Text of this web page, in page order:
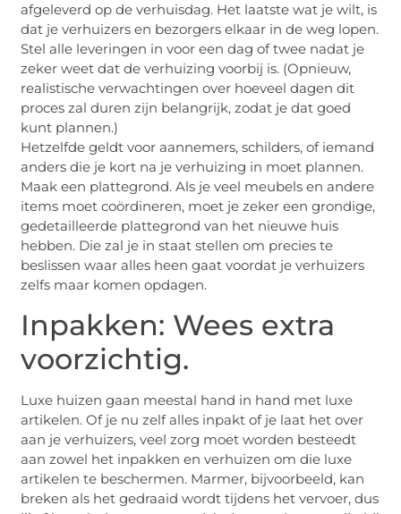
afgeleverd op de verhuisdag. Het laatste wat je wilt, is
dat je verhuizers en bezorgers elkaar in de weg lopen.
Stel alle leveringen in voor een dag of twee nadat je
zeker weet dat de verhuizing voorbij is. (Opnieuw,
realistische verwachtingen over hoeveel dagen dit
proces zal duren zijn belangrijk, zodat je dat goed
kunt plannen.)
Hetzelfde geldt voor aannemers, schilders, of iemand
anders die je kort na je verhuizing in moet plannen.
Maak een plattegrond. Als je veel meubels en andere
items moet coördineren, moet je zeker een grondige,
gedetailleerde plattegrond van het nieuwe huis
hebben. Die zal je in staat stellen om precies te
beslissen waar alles heen gaat voordat je verhuizers
zelfs maar komen opdagen.
Inpakken: Wees extra
voorzichtig.
Luxe huizen gaan meestal hand in hand met luxe
artikelen. Of je nu zelf alles inpakt of je laat het over
aan je verhuizers, veel zorg moet worden besteedt
aan zowel het inpakken en verhuizen om die luxe
artikelen te beschermen. Marmer, bijvoorbeeld, kan
breken als het gedraaid wordt tijdens het vervoer, dus